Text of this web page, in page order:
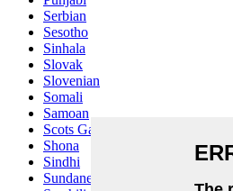
Serbian
Sesotho
Sinhala
Slovak
Slovenian
Somali
Samoan
Scots Gaelic
Shona
Sindhi
Sundanese